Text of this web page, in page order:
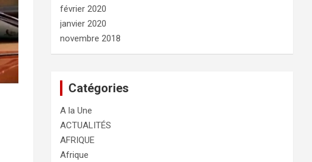
février 2020
janvier 2020
novembre 2018
Catégories
A la Une
ACTUALITÉS
AFRIQUE
Afrique